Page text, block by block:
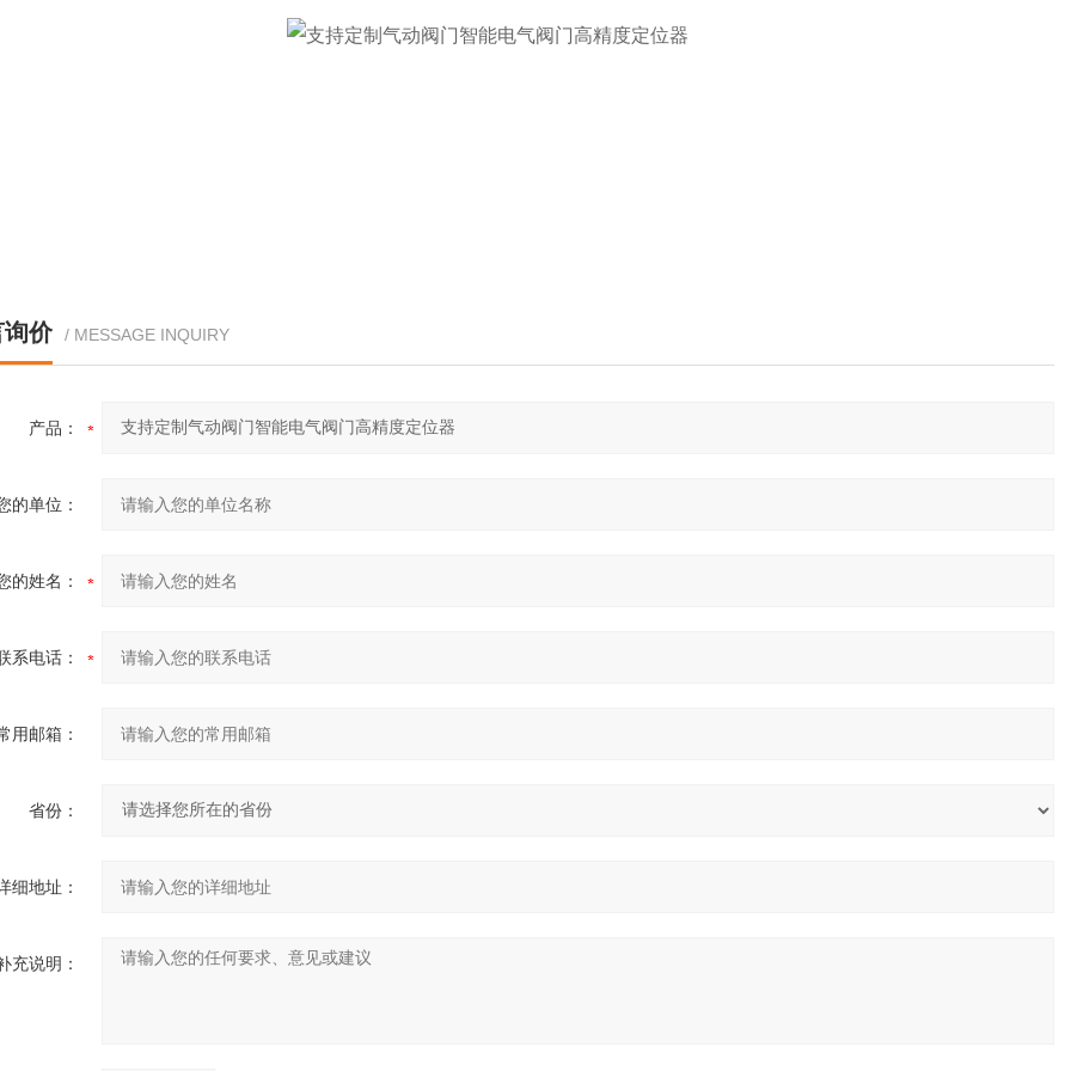
价 / MESSAGE INQUIRY
产品：
的单位：
的姓名：
系电话：
用邮箱：
省份：
细地址：
充说明：